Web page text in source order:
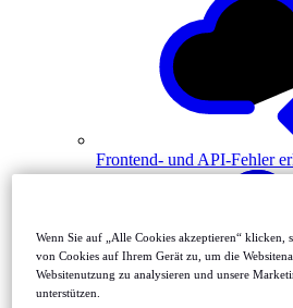
Frontend- und API-Fehler
Wenn Sie auf „Alle Cookies akzeptieren“ klicken,
von Cookies auf Ihrem Gerät zu, um die
Websitenutzung zu analysieren und unsere
unterstützen.